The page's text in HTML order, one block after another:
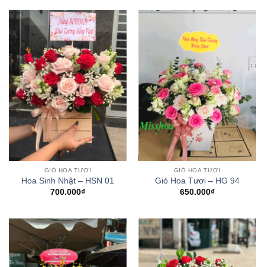
GIỎ HOA TƯƠI
Hoa Sinh Nhật – HSN 01
700.000₫
GIỎ HOA TƯƠI
Giỏ Hoa Tươi – HG 94
650.000₫